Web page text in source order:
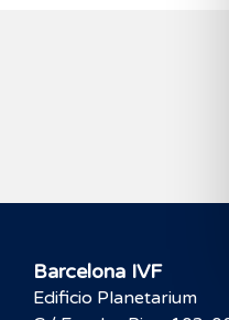
Barcelona IVF
Edificio Planetarium